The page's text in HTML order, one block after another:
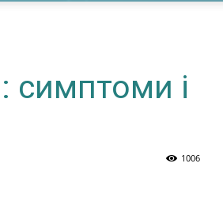
симптоми і
1006